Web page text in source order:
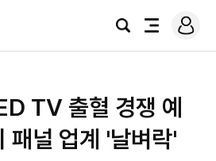
검
전
로
그
TV 출혈 경쟁 예
패널 업계 '날벼락'